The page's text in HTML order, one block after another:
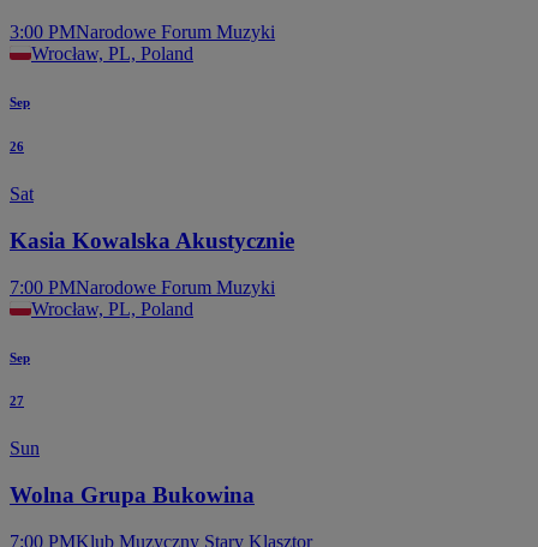
3:00 PMNarodowe Forum Muzyki
Wrocław, PL, Poland
Sep
26
Sat
Kasia Kowalska Akustycznie
7:00 PMNarodowe Forum Muzyki
Wrocław, PL, Poland
Sep
27
Sun
Wolna Grupa Bukowina
7:00 PMKlub Muzyczny Stary Klasztor